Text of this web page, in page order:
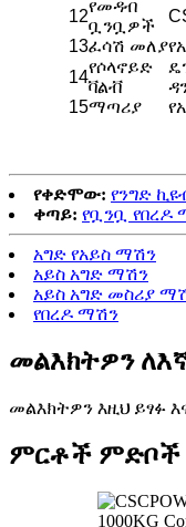
12
የመዳብ
ቧንቧዎች
13ፈሳሽ መለያ
14
የሶላኖይድ
ቫልቭ
15ማጣሪያ
የቀድሞው: የንግድ
ቀጣይ: የቧንቧ የበረዶ
አግድ የአይስ ማሽን
አይስ አግድ ማሽን
አይስ አግድ መስሪያ
የበረዶ ማሽን
መልእክትዎን
መልእክትዎን እዚህ ይፃፉ
ምርቶች ምድቦች